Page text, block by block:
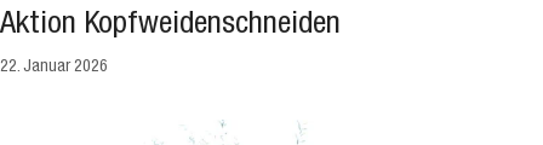
Aktion Kopfweidenschneiden
22. Januar 2026